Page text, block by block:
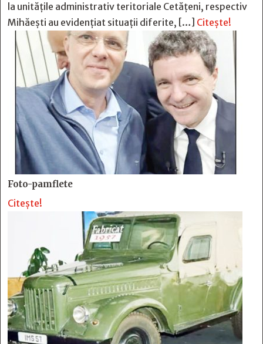
la unitățile administrativ teritoriale Cetățeni, respectiv
Mihăești au evidențiat situații diferite, […] Citește!
Foto-pamflete
Citește!